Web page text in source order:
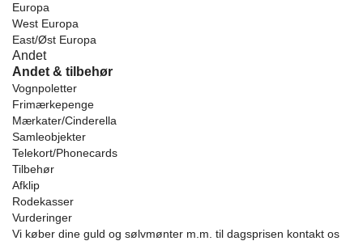
Europa
West Europa
East/Øst Europa
Andet
Andet & tilbehør
Vognpoletter
Frimærkepenge
Mærkater/Cinderella
Samleobjekter
Telekort/Phonecards
Tilbehør
Afklip
Rodekasser
Vurderinger
Vi køber dine guld og sølvmønter m.m. til dagsprisen kontakt os